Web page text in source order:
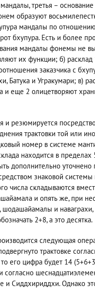
третья –
образуют
мандалы по
бхупура. Есть и более
мандалы фонемы не
их функции; б)
заказчика с
Батука и Угракумари; в)
и еще 2 олицетворяют
и резюмируется
трактовки той или
номер в системе
находится в пределах
дополнительно уточнено
знаковой
числа складываются
и опять же, при
и наваграхи,
2+8, а это десятка.
следующая
трактовке
его цифра будет 14
согласно
и Сиддхириддхи. Однако